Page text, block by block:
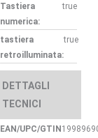
Tastiera
numerica:
true
tastiera
retroilluminata:
true
DETTAGLI
TECNICI
EAN/UPC/GTIN